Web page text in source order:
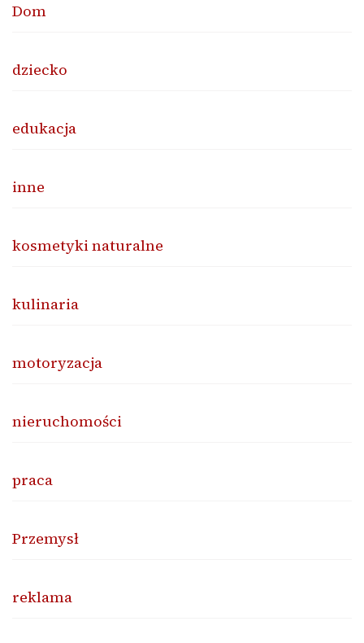
Dom
dziecko
edukacja
inne
kosmetyki naturalne
kulinaria
motoryzacja
nieruchomości
praca
Przemysł
reklama